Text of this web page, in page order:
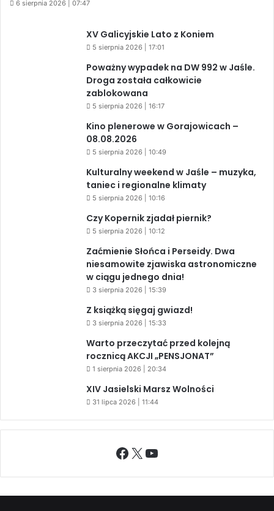
6 sierpnia 2026 | 07:47
XV Galicyjskie Lato z Koniem
5 sierpnia 2026 | 17:01
Poważny wypadek na DW 992 w Jaśle.
Droga została całkowicie
zablokowana
5 sierpnia 2026 | 16:17
Kino plenerowe w Gorajowicach –
08.08.2026
5 sierpnia 2026 | 10:49
Kulturalny weekend w Jaśle – muzyka,
taniec i regionalne klimaty
5 sierpnia 2026 | 10:16
Czy Kopernik zjadał piernik?
5 sierpnia 2026 | 10:12
Zaćmienie Słońca i Perseidy. Dwa
niesamowite zjawiska astronomiczne
w ciągu jednego dnia!
3 sierpnia 2026 | 15:39
Z książką sięgaj gwiazd!
3 sierpnia 2026 | 15:33
Warto przeczytać przed kolejną
rocznicą AKCJI „PENSJONAT”
1 sierpnia 2026 | 20:34
XIV Jasielski Marsz Wolności
31 lipca 2026 | 11:44
Facebook
X YouTube